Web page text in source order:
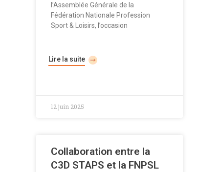
l’Assemblée Générale de la
Fédération Nationale Profession
Sport & Loisirs, l’occasion
Lire la suite
12 juin 2025
Collaboration entre la
C3D STAPS et la FNPSL